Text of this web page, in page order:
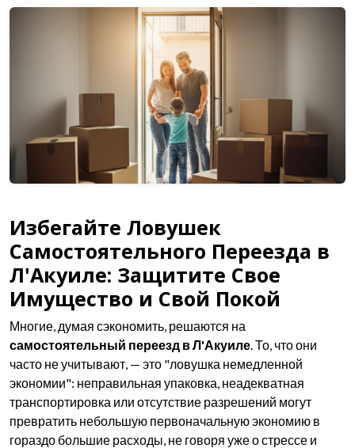
Избегайте Ловушек
Самостоятельного Переезда в
Л'Акуиле: Защитите Свое
Имущество и Свой Покой
Многие, думая сэкономить, решаются на
самостоятельный переезд в Л'Акуиле . То, что они
часто не учитывают, — это "ловушка немедленной
экономии": неправильная упаковка, неадекватная
транспортировка или отсутствие разрешений могут
превратить небольшую первоначальную экономию в
гораздо большие расходы, не говоря уже о стрессе и